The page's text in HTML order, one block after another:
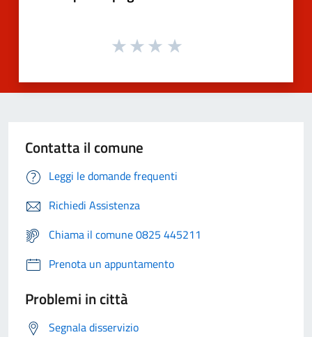
Contatta il comune
Leggi le domande frequenti
Richiedi Assistenza
Chiama il comune 0825 445211
Prenota un appuntamento
Problemi in città
Segnala disservizio